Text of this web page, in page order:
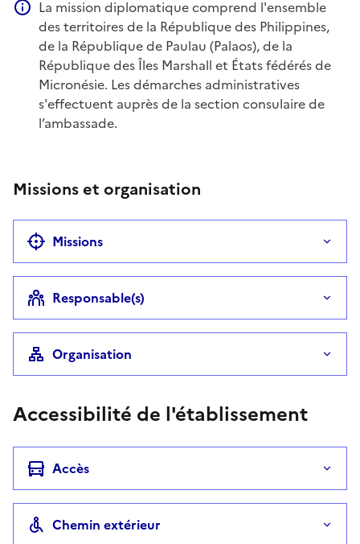
Information complémentaire
La mission diplomatique comprend l'ensemble
des territoires de la République des Philippines,
de la République de Paulau (Palaos), de la
République des Îles Marshall et États fédérés de
Micronésie. Les démarches administratives
s'effectuent auprès de la section consulaire de
l’ambassade.
Missions et organisation
Missions
Responsable(s)
Organisation
Accessibilité de l'établissement
Accès
Chemin extérieur